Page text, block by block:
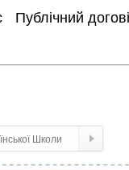
Публічний
Школи